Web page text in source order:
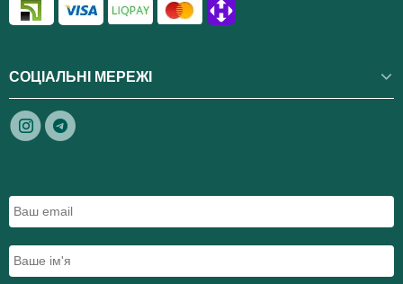
СОЦІАЛЬНІ МЕРЕЖІ